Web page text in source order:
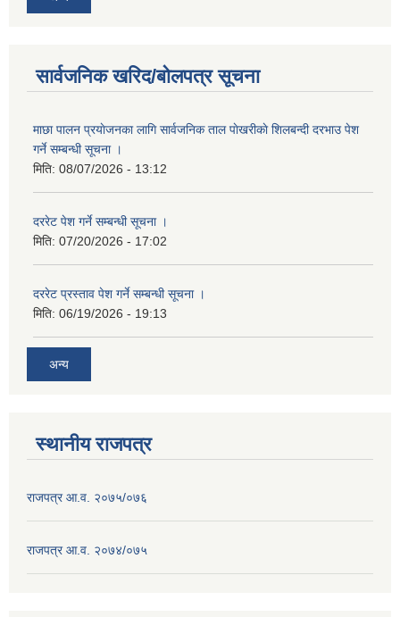
सार्वजनिक खरिद/बोलपत्र सूचना
माछा पालन प्रयाेजनका लागि सार्वजनिक ताल पाेखरीकाे शिलबन्दी दरभाउ पेश
गर्ने सम्बन्धी सूचना ।
मिति: 08/07/2026 - 13:12
दररेट पेश गर्ने सम्बन्धी सूचना ।
मिति: 07/20/2026 - 17:02
दररेट प्रस्ताव पेश गर्ने सम्बन्धी सूचना ।
मिति: 06/19/2026 - 19:13
अन्य
स्थानीय राजपत्र
राजपत्र आ.व. २०७५/०७६
राजपत्र आ.व. २०७४/०७५